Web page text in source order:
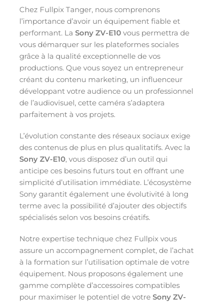
Chez Fullpix Tanger, nous comprenons
l’importance d’avoir un équipement fiable et
performant. La Sony ZV-E10 vous permettra de
vous démarquer sur les plateformes sociales
grâce à la qualité exceptionnelle de vos
productions. Que vous soyez un entrepreneur
créant du contenu marketing, un influenceur
développant votre audience ou un professionnel
de l’audiovisuel, cette caméra s’adaptera
parfaitement à vos projets.
L’évolution constante des réseaux sociaux exige
des contenus de plus en plus qualitatifs. Avec la
Sony ZV-E10, vous disposez d’un outil qui
anticipe ces besoins futurs tout en offrant une
simplicité d’utilisation immédiate. L’écosystème
Sony garantit également une évolutivité à long
terme avec la possibilité d’ajouter des objectifs
spécialisés selon vos besoins créatifs.
Notre expertise technique chez Fullpix vous
assure un accompagnement complet, de l’achat
à la formation sur l’utilisation optimale de votre
équipement. Nous proposons également une
gamme complète d’accessoires compatibles
pour maximiser le potentiel de votre Sony ZV-